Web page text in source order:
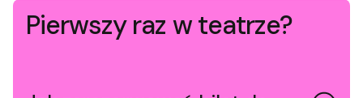
Pierwszy raz w teatrze?